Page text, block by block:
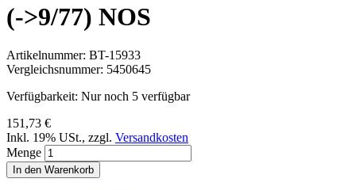
(->9/77) NOS
Artikelnummer: BT-15933
Vergleichsnummer: 5450645
Verfügbarkeit: Nur noch 5 verfügbar
151,73 €
Inkl. 19% USt., zzgl. Versandkosten
Menge
In den Warenkorb